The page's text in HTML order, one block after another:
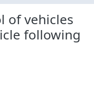
of vehicles
following